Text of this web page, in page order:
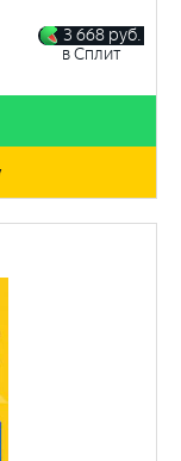
3 668 руб.
в Сплит